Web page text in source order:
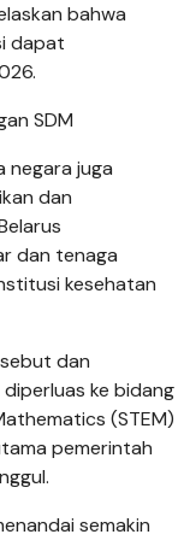
bahwa
dapat
SDM
negara juga
dan
dan tenaga
kesehatan
dan
ke bidang
(STEM)
pemerintah
semakin